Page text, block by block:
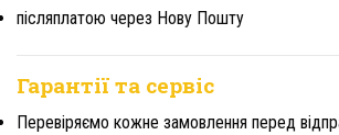
післяплатою через Нову Пошту
Гарантії та сервіс
Перевіряємо кожне замовлення перед